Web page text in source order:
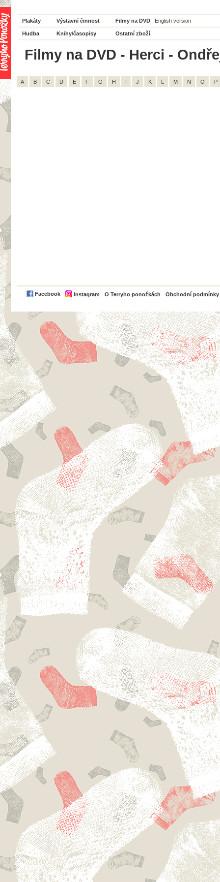
Plakáty Výstavní činnost Filmy na DVD English version
Hudba Knihy/časopisy Ostatní zboží
Filmy na DVD - Herci -
A B C D E F G H I J K L M N O P
Facebook Instagram O Terryho ponožkách Obchodní podmínky
PayPal